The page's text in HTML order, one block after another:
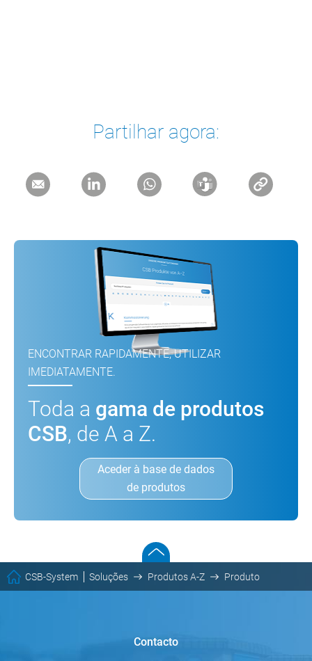
Partilhar agora:
ENCONTRAR RAPIDAMENTE, UTILIZAR
IMEDIATAMENTE.
Toda a gama de produtos
CSB, de A a Z.
Aceder à base de dados
de produtos
CSB-System Soluções Produtos A-Z Produto
Contacto